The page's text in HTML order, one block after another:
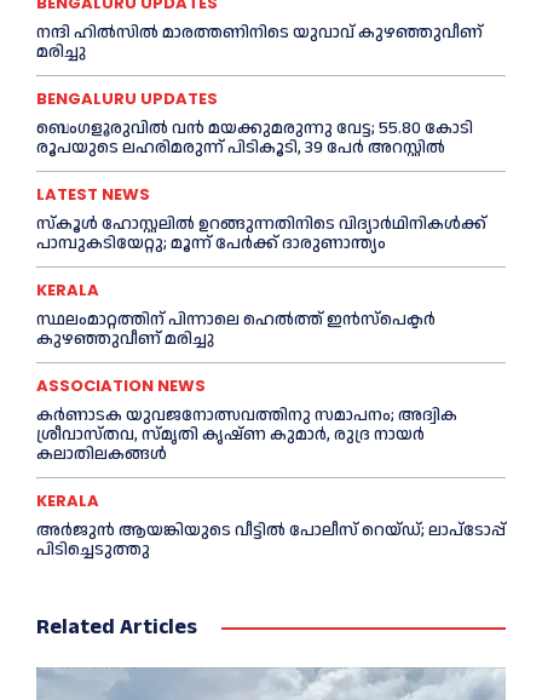
നന്ദി ഹിൽസിൽ മാരത്തണിനിടെ യുവാവ് കുഴഞ്ഞുവീണ്
മരിച്ചു
BENGALURU UPDATES
ബെംഗളൂരുവിൽ വന്‍ മയക്കുമരുന്നു വേട്ട; 55.80 കോടി
രൂപയുടെ ലഹരിമരുന്ന് പിടികൂടി, 39 പേർ അറസ്റ്റിൽ
LATEST NEWS
സ്കൂള്‍ ഹോസ്റ്റലിൽ ഉറങ്ങുന്നതിനിടെ വിദ്യാർഥിനികൾക്ക്
പാമ്പുകടിയേറ്റു; മൂന്ന് പേര്‍ക്ക് ദാരുണാന്ത്യം
KERALA
സ്ഥലംമാറ്റത്തിന് പിന്നാലെ ഹെൽത്ത് ഇൻസ്പെക്ടർ
കുഴഞ്ഞുവീണ് മരിച്ചു
ASSOCIATION NEWS
കര്‍ണാടക യുവജനോത്സവത്തിനു സമാപനം; അദ്വിക
ശ്രീവാസ്തവ, സ്മൃതി കൃഷ്ണ കുമാര്‍, രുദ്ര നായര്‍
കലാതിലകങ്ങള്‍
KERALA
അര്‍ജുൻ ആയങ്കിയുടെ വീട്ടില്‍ പോലീസ് റെയ്ഡ്; ലാപ്ടോപ്പ്
പിടിച്ചെടുത്തു
Related Articles